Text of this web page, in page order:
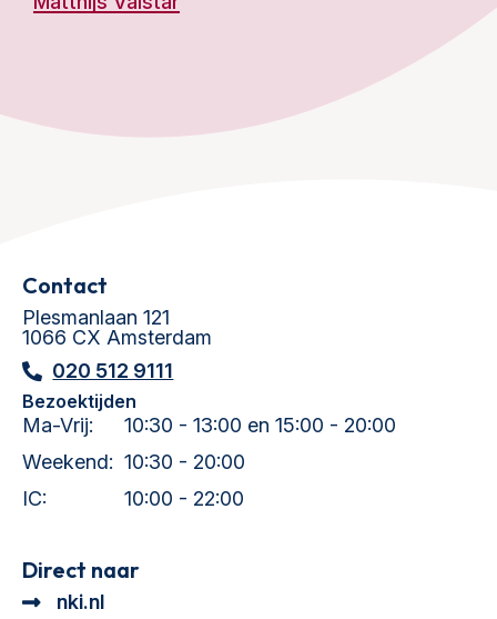
Contact
Plesmanlaan 121
1066 CX Amsterdam
020 512 9111
Bezoektijden
Ma-Vrij:
10:30 - 13:00 en 15:00 - 20:00
Weekend: 10:30 - 20:00
IC:
10:00 - 22:00
Direct naar
nki.nl